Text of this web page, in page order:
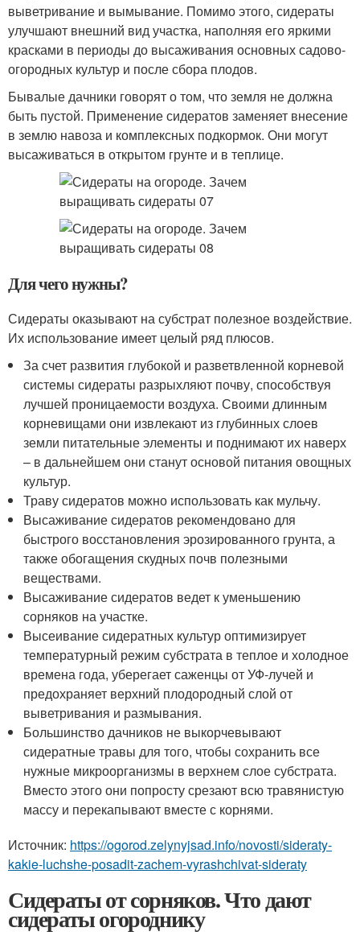
выветривание и вымывание. Помимо этого, сидераты
улучшают внешний вид участка, наполняя его яркими
красками в периоды до высаживания основных садово-
огородных культур и после сбора плодов.
Бывалые дачники говорят о том, что земля не должна
быть пустой. Применение сидератов заменяет внесение
в землю навоза и комплексных подкормок. Они могут
высаживаться в открытом грунте и в теплице.
Для чего нужны?
Сидераты оказывают на субстрат полезное воздействие.
Их использование имеет целый ряд плюсов.
За счет развития глубокой и разветвленной корневой
системы сидераты разрыхляют почву, способствуя
лучшей проницаемости воздуха. Своими длинным
корневищами они извлекают из глубинных слоев
земли питательные элементы и поднимают их наверх
– в дальнейшем они станут основой питания овощных
культур.
Траву сидератов можно использовать как мульчу.
Высаживание сидератов рекомендовано для
быстрого восстановления эрозированного грунта, а
также обогащения скудных почв полезными
веществами.
Высаживание сидератов ведет к уменьшению
сорняков на участке.
Высеивание сидератных культур оптимизирует
температурный режим субстрата в теплое и холодное
времена года, уберегает саженцы от УФ-лучей и
предохраняет верхний плодородный слой от
выветривания и размывания.
Большинство дачников не выкорчевывают
сидератные травы для того, чтобы сохранить все
нужные микроорганизмы в верхнем слое субстрата.
Вместо этого они попросту срезают всю травянистую
массу и перекапывают вместе с корнями.
Источник: https://ogorod.zelynyjsad.info/novosti/sideraty-
kakie-luchshe-posadit-zachem-vyrashchivat-sideraty
Сидераты от сорняков. Что дают
сидераты огороднику